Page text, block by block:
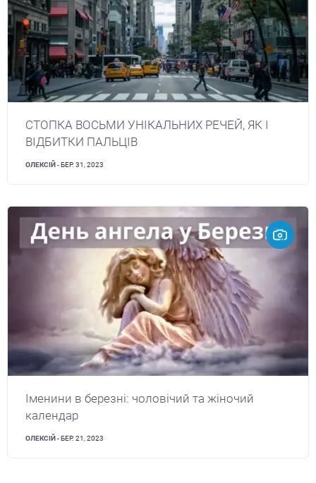
СТОПКА ВОСЬМИ УНІКАЛЬНИХ РЕЧЕЙ, ЯК І
ВІДБИТКИ ПАЛЬЦІВ
ОЛЕКСІЙ - БЕР. 31, 2023
Іменини в березні: чоловічий та жіночий
календар
ОЛЕКСІЙ - БЕР. 21, 2023